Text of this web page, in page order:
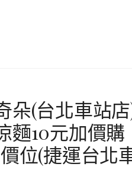
(台北車站店
麵10元加價
位(捷運台北